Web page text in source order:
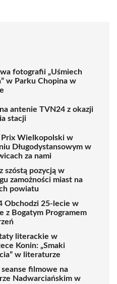
fotografii „Uśmiech
w Parku Chopina w
antenie TVN24 z okazji
stacji
Prix Wielkopolski w
Długodystansowym w
za nami
szóstą pozycją w
zamożności miast na
powiatu
Obchodzi 25-lecie w
z Bogatym Programem
literackie w
Konin: „Smaki
w literaturze
filmowe na
Nadwarciańskim w